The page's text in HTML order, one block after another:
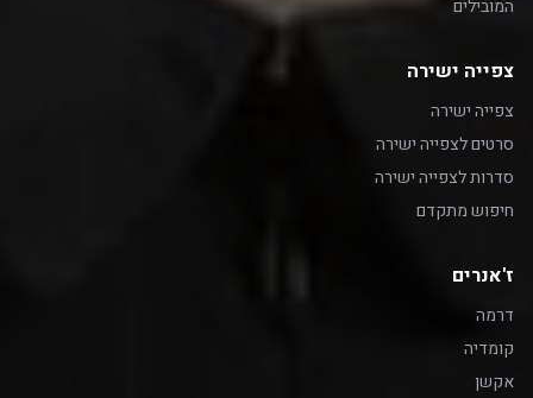
המובילים
צפייה ישירה
צפייה ישירה
סרטים לצפייה ישירה
סדרות לצפייה ישירה
חיפוש מתקדם
ז'אנרים
דרמה
קומדיה
אקשן